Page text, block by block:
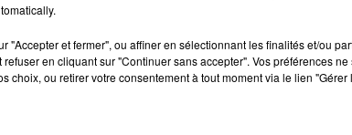
"Accepter et fermer", ou affiner en sélectionnant les finalités et/ou
en cliquant sur "Continuer sans accepter". Vos préférences
choix, ou retirer votre consentement à tout moment via le lien